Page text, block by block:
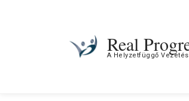
Real
A Helyzetfüggő